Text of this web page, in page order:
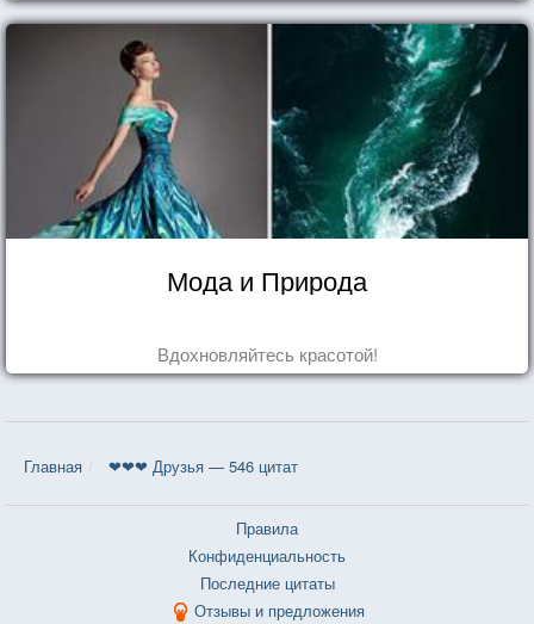
Мода и Природа
Вдохновляйтесь красотой!
Главная ❤❤❤ Друзья — 546 цитат
Правила
Конфиденциальность
Последние цитаты
Отзывы и предложения